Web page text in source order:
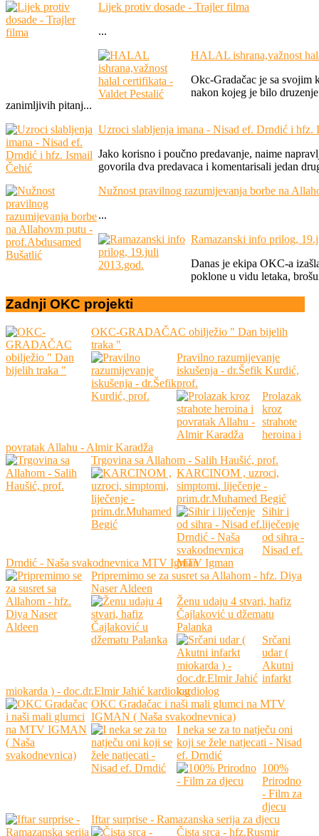
Lijek protiv dosade - Trajler filma
...
HALAL ishrana,važnost
Okc-Gradačac je sa svojim
nakon kojeg je bilo
zanimljivih pitanj...
Uzroci slabljenja imana - Nisad ef. Drndić i hfz.
Jako korisno i poučno predavanje, naime
govorila dva predavaca i komentarisali jedan
Nužnost pravilnog razumijevanja borbe na
...
Ramazanski info prilog,
Danas je ekipa OKC-a
poklone u vidu letaka,
Zadnji OKC projekti
OKC-GRADAČAC obilježio " Dan bijelih
traka "
Pravilno razumijevanje
iskušenja - dr.Šefik Kurdić,
prof.
Prolazak
kroz
strahote
heroina i
povratak Allahu - Almir Karadža
Trgovina sa Allahom - Salih Haušić, prof.
KARCINOM , uzroci,
simptomi, liječenje -
prim.dr.Muhamed Begić
Sihir i
liječenje
od sihra -
Nisad ef.
Drndić - Naša svakodnevnica MTV Igman
Pripremimo se za susret sa Allahom - hfz. Diya
Naser Aldeen
Ženu udaju 4 stvari, hafiz
Čajlaković u džematu
Palanka
Srčani
udar (
Akutni
infarkt
miokarda ) - doc.dr.Elmir Jahić kardiolog
OKC Gradačac i naši mali glumci na MTV
IGMAN ( Naša svakodnevnica)
I neka se za to natječu oni
koji se žele natjecati - Nisad
ef. Drndić
100%
Prirodno
- Film za
djecu
Iftar surprise - Ramazanska serija za djecu
Čista srca - hfz.Rusmir